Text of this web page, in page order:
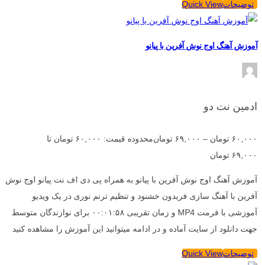
توضیحاتQuick View
آموزش آهنگ اوج نوش آفرین با پیانو
ادمین نت دو
۶۰,۰۰۰ تومان – ۶۹,۰۰۰ تومان
محدوده قیمت: ۶۰,۰۰۰ تومان تا
۶۹,۰۰۰ تومان
آموزش آهنگ اوج نوش آفرین با پیانو به همراه پی دی اف نت پیانو اوج نوش
آفرین با آهنگ سازی فریدون خشنود و تنظیم ترنم نوری در یک ویدیو
آموزشی با فرمت MP4 و زمان تقریبی ۰۰:۰۱:۵۸ برای نوازندگان متوسط
جهت دانلود از سایت آماده و در ادامه میتوانید این آموزش را مشاهده کنید
توضیحاتQuick View